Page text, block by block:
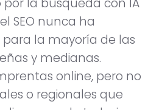
por la búsqueda con IA
SEO nunca ha
la mayoría de las
y medianas.
online, pero no
o regionales que